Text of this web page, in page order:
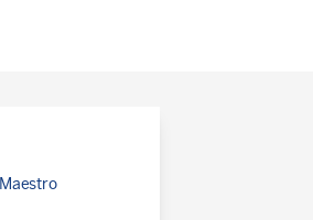
Maestro